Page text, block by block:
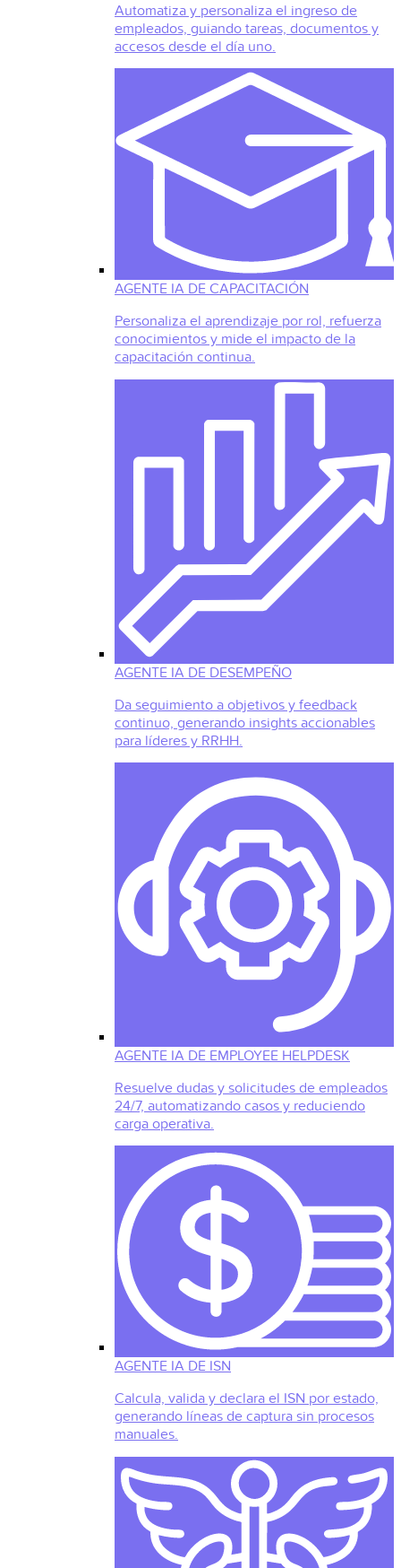
Automatiza y personaliza el ingreso de
empleados, guiando tareas, documentos y
accesos desde el día uno.
AGENTE IA DE CAPACITACIÓN
Personaliza el aprendizaje por rol, refuerza
conocimientos y mide el impacto de la
capacitación continua.
AGENTE IA DE DESEMPEÑO
Da seguimiento a objetivos y feedback
continuo, generando insights accionables
para líderes y RRHH.
AGENTE IA DE EMPLOYEE HELPDESK
Resuelve dudas y solicitudes de empleados
24/7, automatizando casos y reduciendo
carga operativa.
AGENTE IA DE ISN
Calcula, valida y declara el ISN por estado,
generando líneas de captura sin procesos
manuales.